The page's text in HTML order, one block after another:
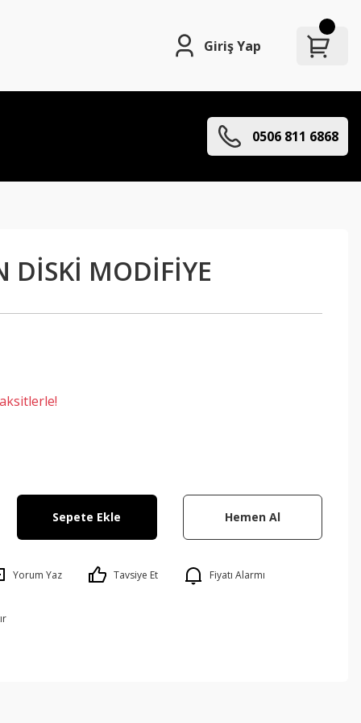
Giriş Yap
0506 811 6868
DİSKİ MODİFİYE
Sepete Ekle Hemen Al
Yorum Yaz Tavsiye Et Fiyatı Alarmı